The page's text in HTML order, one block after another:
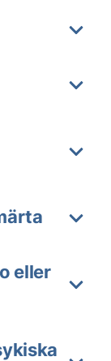
eller